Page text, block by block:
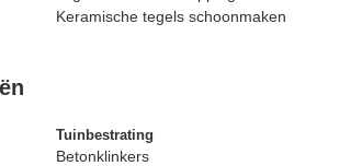
Keramische tegels schoonmaken
Tuinbestrating
Betonklinkers